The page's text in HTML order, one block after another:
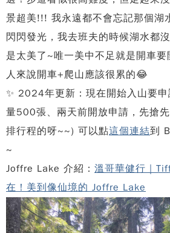
景超美!!! 我永遠都不會忘記那個湖
閃閃發光，我去班夫的時候湖水都
是太美了~唯一美中不足就是開車
人來說開車+爬山應該很累的😂
✨ 2024年更新：現在開始入山要
量500張、兩天前開放申請，先搶
排行程的呀~~) 可以點這個連結到
~
Joffre Lake 介紹： 溫哥華健行｜
在！美到像仙境的 Joffre Lake